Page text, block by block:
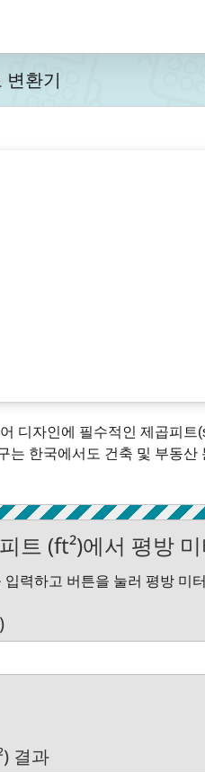
변환기
디자인에 필수적인 제곱피트
는 한국에서도 건축 및 부동
트 (ft²)에서 평방
입력하고 버튼을 눌러 평방 미
결과